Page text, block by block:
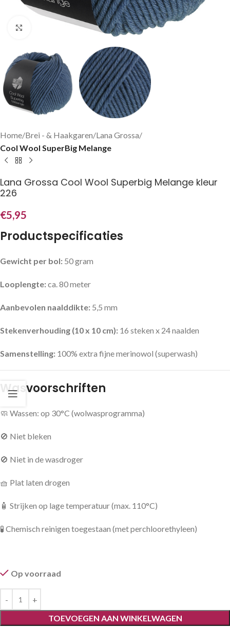
Klik om te vergroten
Home Brei - & Haakgaren Lana Grossa
Cool Wool SuperBig Melange
Lana Grossa Cool Wool Superbig Melange kleur
226
€5,95
Productspecificaties
Gewicht per bol: 50 gram
Looplengte:ca. 80 meter
Aanbevolen naalddikte: 5,5 mm
Stekenverhouding (10 x 10 cm): 16 steken x 24 naalden
Samenstelling: 100% extra fijne merinowol (superwash)
Wasvoorschriften
🧼 Wassen: op 30°C (wolwasprogramma)
🚫 Niet bleken
🚫 Niet in de wasdroger
🧺 Plat laten drogen
🧴 Strijken op lage temperatuur (max. 110°C)
🧪 Chemisch reinigen toegestaan (met perchloorethyleen)
Op voorraad
TOEVOEGEN AAN WINKELWAGEN